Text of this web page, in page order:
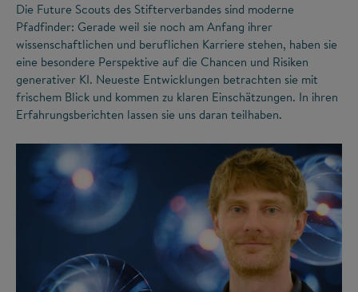
Die Future Scouts des Stifterverbandes sind moderne
Pfadfinder: Gerade weil sie noch am Anfang ihrer
wissenschaftlichen und beruflichen Karriere stehen, haben sie
eine besondere Perspektive auf die Chancen und Risiken
generativer KI. Neueste Entwicklungen betrachten sie mit
frischem Blick und kommen zu klaren Einschätzungen. In ihren
Erfahrungsberichten lassen sie uns daran teilhaben.